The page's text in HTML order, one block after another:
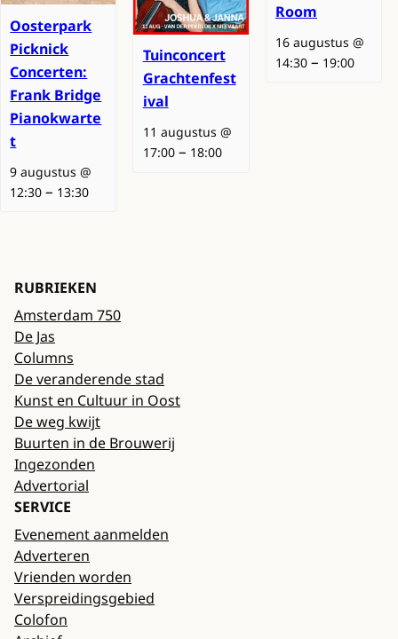
Oosterpark
Picknick
Concerten:
Frank Bridge
Pianokwarte
t
9 augustus @
12:30 – 13:30
Tuinconcert
Grachtenfest
ival
11 augustus @
17:00– 18:00
Room
16 augustus @
14:30– 19:00
RUBRIEKEN
Amsterdam 750
De Jas
Columns
De veranderende stad
Kunst en Cultuur in Oost
De weg kwijt
Buurten in de Brouwerij
Ingezonden
Advertorial
SERVICE
Evenement aanmelden
Adverteren
Vrienden worden
Verspreidingsgebied
Colofon